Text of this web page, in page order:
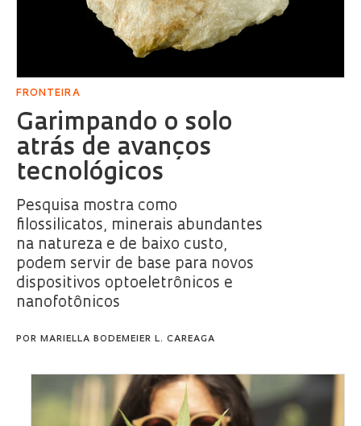
FRONTEIRA
Garimpando o solo
atrás de avanços
tecnológicos
Pesquisa mostra como
filossilicatos, minerais abundantes
na natureza e de baixo custo,
podem servir de base para novos
dispositivos optoeletrônicos e
nanofotônicos
POR MARIELLA BODEMEIER L. CAREAGA